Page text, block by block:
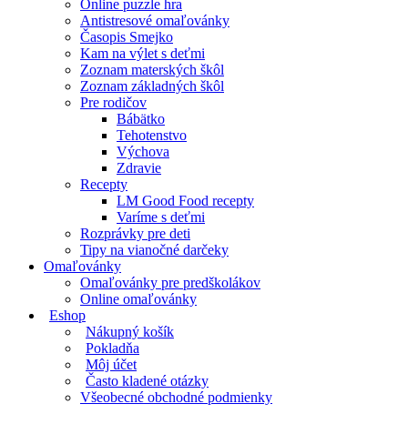
Online puzzle hra
Antistresové omaľovánky
Časopis Smejko
Kam na výlet s deťmi
Zoznam materských škôl
Zoznam základných škôl
Pre rodičov
Bábätko
Tehotenstvo
Výchova
Zdravie
Recepty
LM Good Food recepty
Varíme s deťmi
Rozprávky pre deti
Tipy na vianočné darčeky
Omaľovánky
Omaľovánky pre predškolákov
Online omaľovánky
Eshop
Nákupný košík
Pokladňa
Môj účet
Často kladené otázky
Všeobecné obchodné podmienky